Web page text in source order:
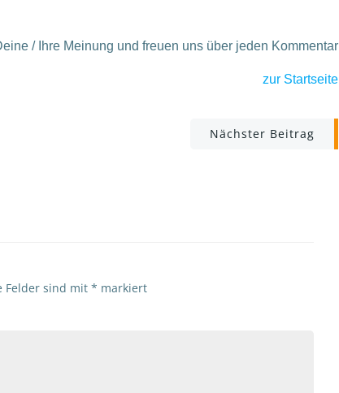
/ Ihre Meinung und freuen uns über jeden Kommentar
zur Startseite
Nächster Beitrag
Felder sind mit * markiert